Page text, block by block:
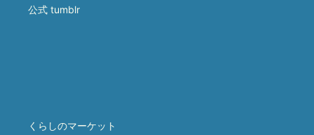
公式 tumblr
くらしのマーケット